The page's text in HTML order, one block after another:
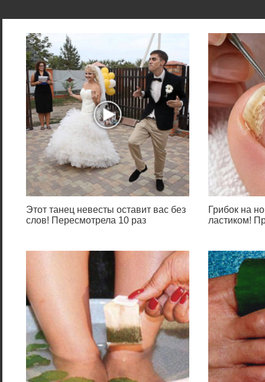
Этот танец невесты оставит вас без
слов! Пересмотрела 10 раз
Грибок на
ластиком!